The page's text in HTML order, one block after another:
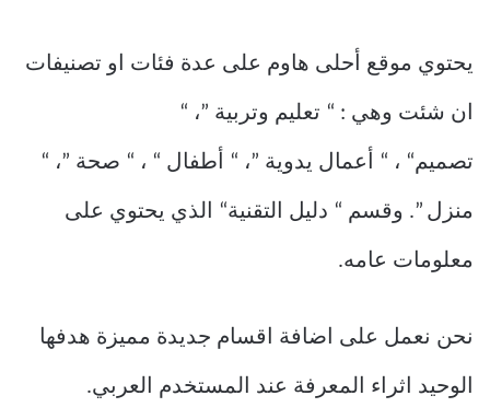
يحتوي موقع أحلى هاوم على عدة فئات او تصنيفات
ان شئت وهي : “ تعليم وتربية ”، “
تصميم“ ، “ أعمال يدوية ”، “ أطفال “ ، “ صحة ”، “
منزل ”. وقسم “ دليل التقنية“ الذي يحتوي على
معلومات عامه.
نحن نعمل على اضافة اقسام جديدة مميزة هدفها
الوحيد اثراء المعرفة عند المستخدم العربي.